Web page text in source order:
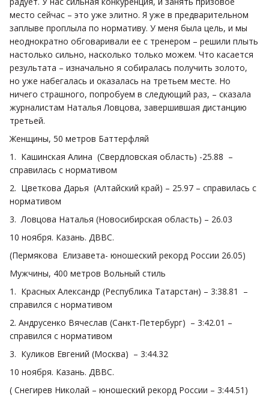
место сейчас – это уже элитно. Я уже в предварительном
заплыве проплыла по нормативу. У меня была цель, и мы
неоднократно обговаривали ее с тренером – решили плыть
настолько сильно, насколько только можем. Что касается
результата – изначально я собиралась получить золото,
но уже набегалась и оказалась на третьем месте. Но
ничего страшного, попробуем в следующий раз, – сказала
журналистам Наталья Ловцова, завершившая дистанцию
третьей.
Женщины, 50 метров Баттерфляй
1. Кашинская Алина (Свердловская область) -25.88 –
справилась с нормативом
2. Цветкова Дарья (Алтайский край) – 25.97 – справилась с
нормативом
3. Ловцова Наталья (Новосибирская область) – 26.03
10 ноября. Казань. ДВВС.
(Пермякова Елизавета- юношеский рекорд России 26.05)
Мужчины, 400 метров Вольный стиль
1. Красных Александр (Республика Татарстан) – 3:38.81 –
справился с нормативом
2. Андрусенко Вячеслав (Санкт-Петербург) – 3:42.01 –
справился с нормативом
3. Куликов Евгений (Москва) – 3:44.32
10 ноября. Казань. ДВВС.
( Снегирев Николай – юношеский рекорд России – 3:44.51)